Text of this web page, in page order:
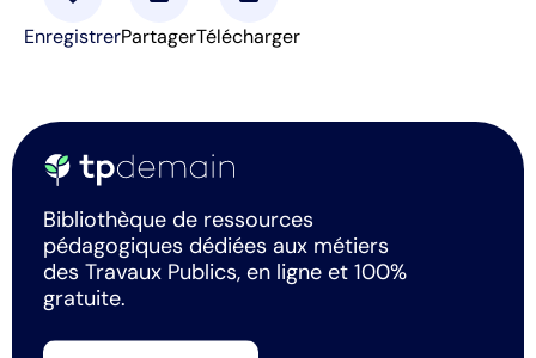
EnregistrerPartagerTélécharger
Bibliothèque de ressources
pédagogiques dédiées aux métiers
des Travaux Publics, en ligne et 100%
gratuite.